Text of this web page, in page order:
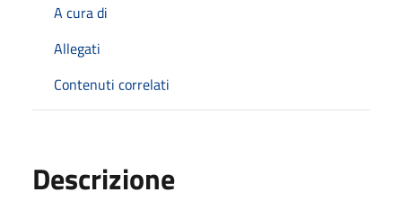
A cura di
Allegati
Contenuti correlati
Descrizione